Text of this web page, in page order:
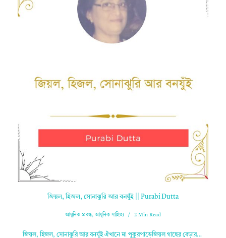
জিয়ল, হিজল, সোনাঝুরি আর বনযুঁই || Purabi Dutta
আধুনিক প্রবন্ধ,আধুনিক সাহিত্য 2 Min Read
জিয়ল, হিজল, সোনাঝুরি আর বনযুঁই ঐখানে মা পুকুরপাড়েজিয়ল গাছের বেড়ার…